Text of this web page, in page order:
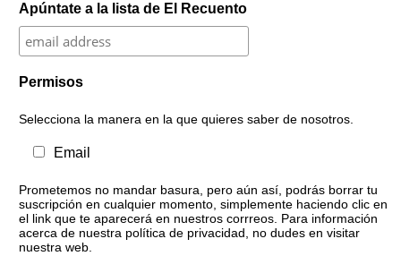
Apúntate a la lista de El Recuento
Permisos
Selecciona la manera en la que quieres saber de nosotros.
Email
Prometemos no mandar basura, pero aún así, podrás borrar tu
suscripción en cualquier momento, simplemente haciendo clic en
el link que te aparecerá en nuestros corrreos. Para información
acerca de nuestra política de privacidad, no dudes en visitar
nuestra web.